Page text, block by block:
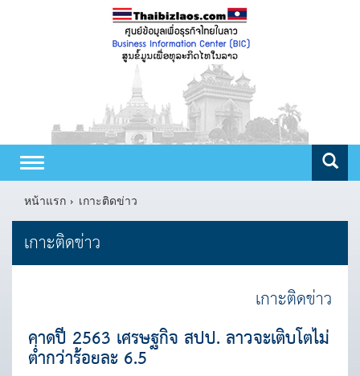
Toggle
navigation
หน้าแรก
เกาะติดข่าว
เกาะติดข่าว
เกาะติดข่าว
คาดปี 2563 เศรษฐกิจ สปป. ลาวจะเติบโตไม่
ต่ำกว่าร้อยละ 6.5